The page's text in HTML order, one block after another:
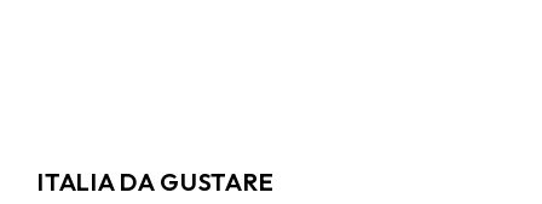
ITALIA DA GUSTARE